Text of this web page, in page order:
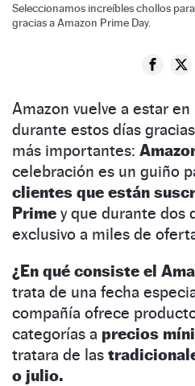
Seleccionamos increíbles chollos
gracias a Amazon Prime Day.
Amazon vuelve a estar
durante estos días
más importantes:
celebración es un guiño
clientes que están
Prime y que durante dos
exclusivo a miles de
¿En qué consiste el
trata de una fecha
compañía ofrece
categorías a precios
tratara de las
o julio.